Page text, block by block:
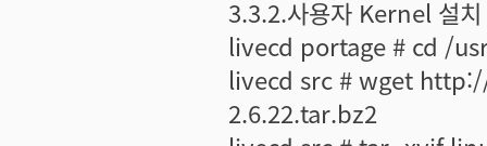
3.3.2.사용자 Kernel 설치
livecd portage # cd /
livecd src # wget
2.6.22.tar.bz2